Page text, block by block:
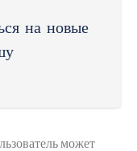
на новые
может